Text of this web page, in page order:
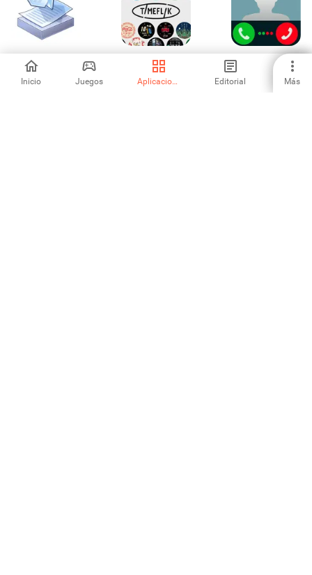
Inicio Juegos Aplicaciones Editorial Más
PrinterShare
Impresión móvil
4.02
TIMEFLIK esferas
5
Fake Call